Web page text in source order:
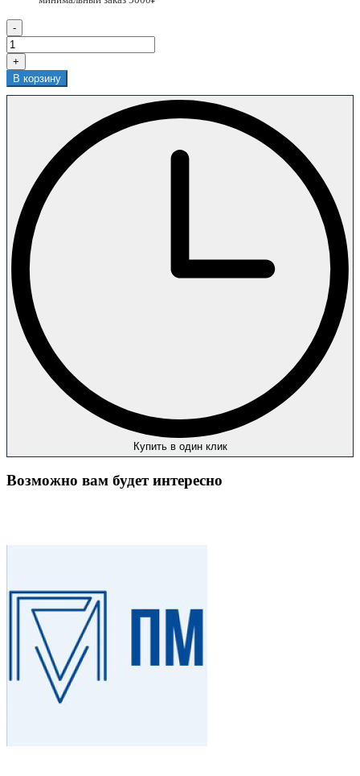
-
+
В корзину
Купить в один клик
Возможно вам будет интересно